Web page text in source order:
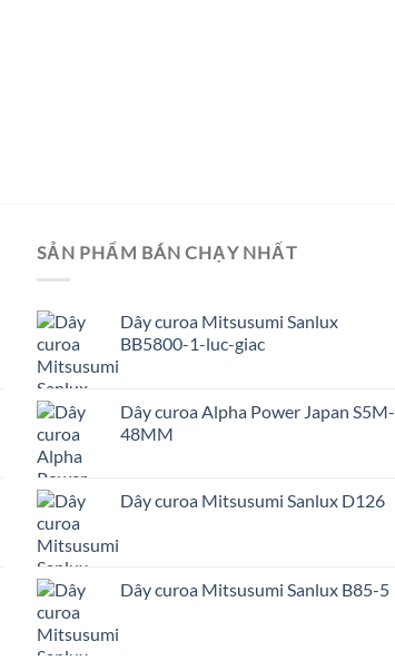
SẢN PHẨM BÁN CHẠY NHẤT
Dây curoa Mitsusumi Sanlux
BB5800-1-luc-giac
Dây curoa Alpha Power Japan S5M-
48MM
Dây curoa Mitsusumi Sanlux D126
Dây curoa Mitsusumi Sanlux B85-5